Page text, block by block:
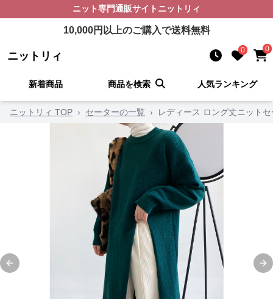
ニット専門通販サイト ニットリィ
10,000円以上のご購入で送料無料
ニットリィ 0 0
新着商品 商品を検索 人気ランキング
ニットリィ TOP › セーターの一覧 › レディース ロング丈ニット
Previous slide